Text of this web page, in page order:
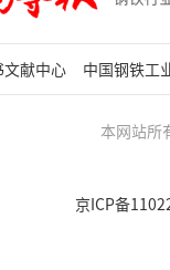
文献中心 中国钢铁工
本网站所
京ICP备